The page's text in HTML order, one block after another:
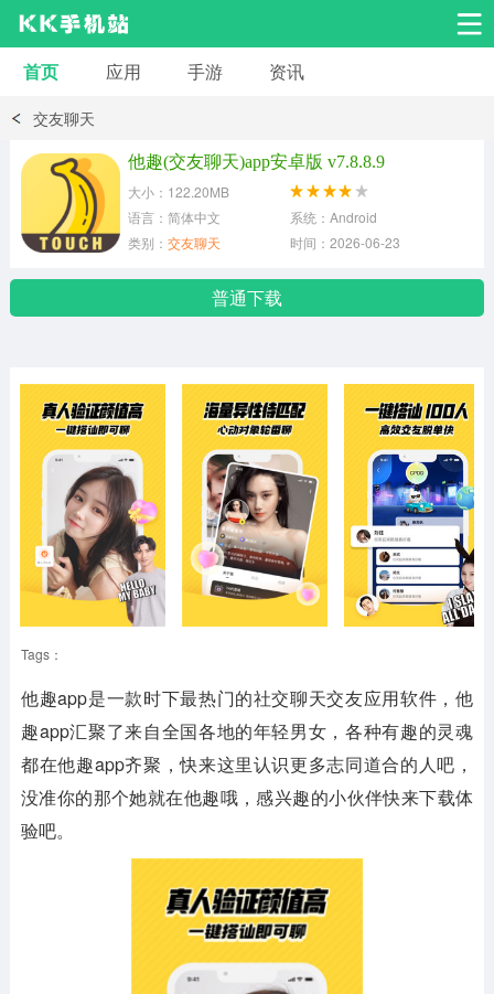
安卓应用
小说漫画
金融理财 新闻资讯 游戏辅助
安卓其它
首页 应用 手游 资讯
交友聊天
他趣(交友聊天)app安卓版 v7.8.8.9
大小：122.20MB
语言：简体中文
系统：Android
类别： 交友聊天 时间：2026-06-23
普通下载
Tags：
他趣app是一款时下最热门的社交聊天交友应用软件，他
趣app汇聚了来自全国各地的年轻男女，各种有趣的灵魂
都在他趣app齐聚，快来这里认识更多志同道合的人吧，
没准你的那个她就在他趣哦，感兴趣的小伙伴快来下载体
验吧。